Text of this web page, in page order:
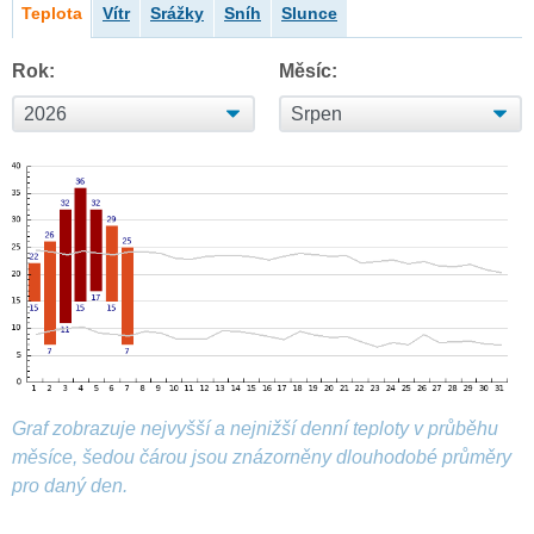
Teplota Vítr Srážky Sníh Slunce
Rok: Měsíc:
Graf zobrazuje nejvyšší a nejnižší denní teploty v průběhu
měsíce, šedou čárou jsou znázorněny dlouhodobé průměry
pro daný den.